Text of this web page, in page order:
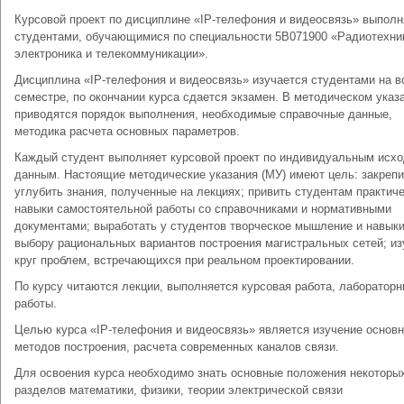
Курсовой проект по дисциплине «IP-телефония и видеосвязь»
студентами, обучающимися по специальности 5В071900
электроника и телекоммуникации».
Дисциплина «IP-телефония и видеосвязь» изучается студентами на
семестре, по окончании курса сдается экзамен. В методическом
приводятся порядок выполнения, необходимые справочные данные,
методика расчета основных параметров.
Каждый студент выполняет курсовой проект по индивидуальным
данным. Настоящие методические указания (МУ) имеют цель:
углубить знания, полученные на лекциях; привить студентам
навыки самостоятельной работы со справочниками и нормативными
документами; выработать у студентов творческое мышление и
выбору рациональных вариантов построения магистральных сетей;
круг проблем, встречающихся при реальном проектировании.
По курсу читаются лекции, выполняется курсовая работа,
работы.
Целью курса «IP-телефония и видеосвязь» является изучение
методов построения, расчета современных каналов связи.
Для освоения курса необходимо знать основные положения
разделов математики, физики, теории электрической связи